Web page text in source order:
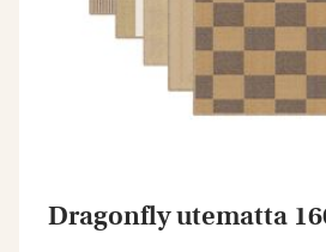
Dragonfly utematta